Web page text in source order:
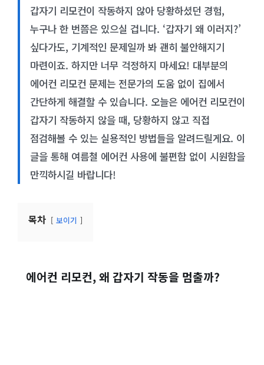
갑자기 리모컨이 작동하지 않아 당황하셨던 경험,
누구나 한 번쯤은 있으실 겁니다. ‘갑자기 왜 이러지?’
싶다가도, 기계적인 문제일까 봐 괜히 불안해지기
마련이죠. 하지만 너무 걱정하지 마세요! 대부분의
에어컨 리모컨 문제는 전문가의 도움 없이 집에서
간단하게 해결할 수 있습니다. 오늘은 에어컨 리모컨이
갑자기 작동하지 않을 때, 당황하지 않고 직접
점검해볼 수 있는 실용적인 방법들을 알려드릴게요. 이
글을 통해 여름철 에어컨 사용에 불편함 없이 시원함을
만끽하시길 바랍니다!
목차 보이기
에어컨 리모컨, 왜 갑자기 작동을 멈출까?